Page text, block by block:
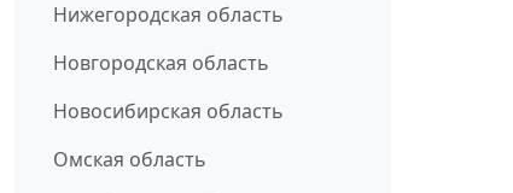
Нижегородская область
Новгородская область
Новосибирская область
Омская область